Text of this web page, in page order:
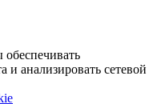
и анализировать сетевой